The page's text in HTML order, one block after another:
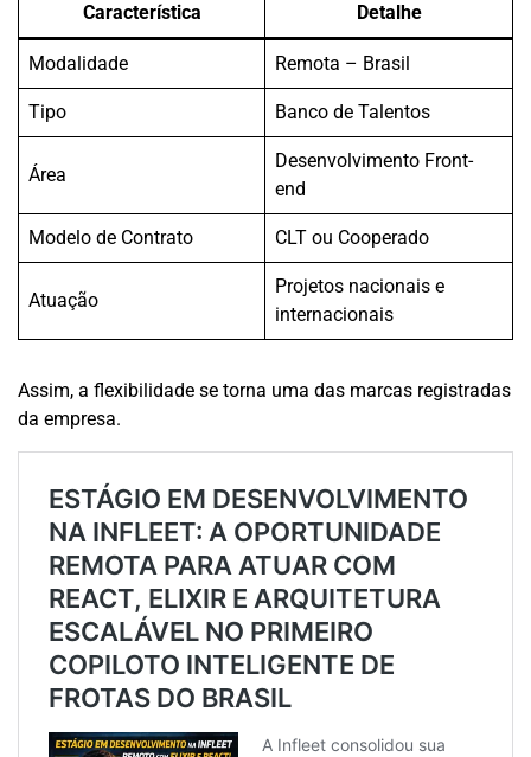
Característica Detalhe
Modalidade Remota – Brasil
Tipo Banco de Talentos
Área
Desenvolvimento Front-
end
Modelo de Contrato CLT ou Cooperado
Atuação
Projetos nacionais e
internacionais
Assim, a flexibilidade se torna uma das marcas registradas
da empresa.